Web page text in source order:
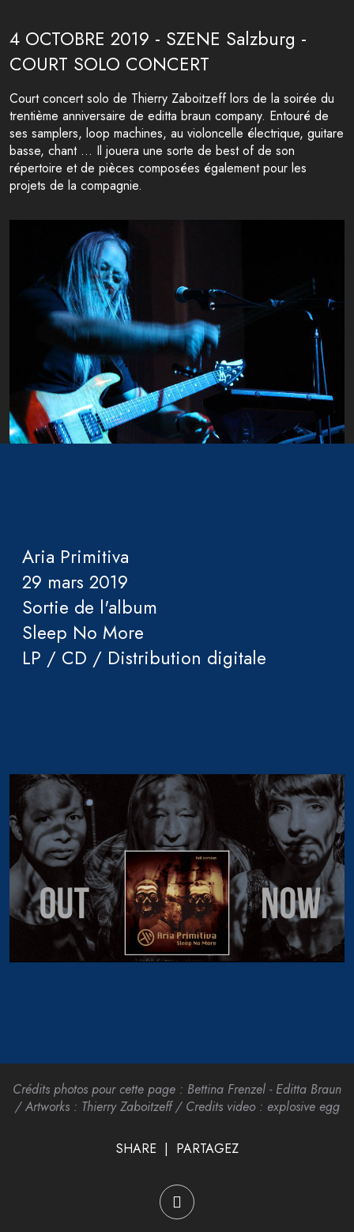
4 OCTOBRE 2019 - SZENE Salzburg -
COURT SOLO CONCERT
Court concert solo de Thierry Zaboitzeff lors de la soirée du
trentième anniversaire de editta braun company. Entouré de
ses samplers, loop machines, au violoncelle électrique, guitare
basse, chant ... Il jouera une sorte de best of de son
répertoire et de pièces composées également pour les
projets de la compagnie.
Aria Primitiva
29 mars 2019
Sortie de l'album
Sleep No More
LP / CD / Distribution digitale
Crédits photos pour cette page : Bettina Frenzel - Editta Braun
/ Artworks : Thierry Zaboitzeff / Credits video : explosive egg
SHARE | PARTAGEZ